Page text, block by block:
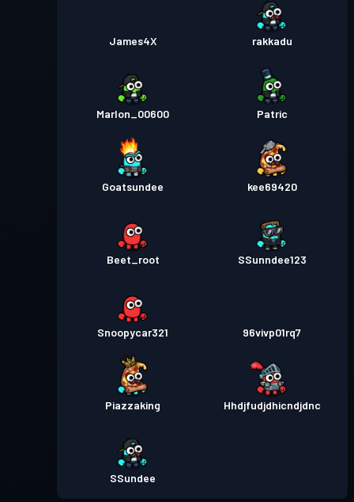
James4X rakkadu
Marlon_00600 Patric
Goatsundee kee69420
Beet_root SSunndee123
Snoopycar321 96vivp01rq7
Piazzaking Hhdjfudjdhicndjdnc
SSundee